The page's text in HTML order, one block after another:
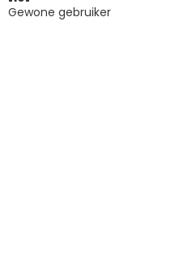
Gewone gebruiker